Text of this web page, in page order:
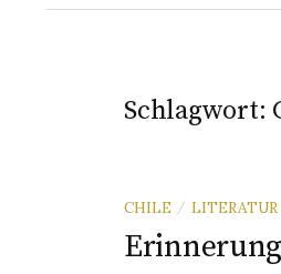
Schlagwort:
CHILE / LITERATUR